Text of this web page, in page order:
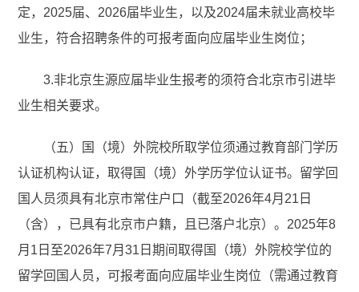
定，2025届、2026届毕业生，以及2024届未就业高校毕
业生，符合招聘条件的可报考面向应届毕业生岗位；
3.非北京生源应届毕业生报考的须符合北京市引进毕
业生相关要求。
（五）国（境）外院校所取学位须通过教育部门学历
认证机构认证，取得国（境）外学历学位认证书。留学回
国人员须具有北京市常住户口（截至2026年4月21日
（含），已具有北京市户籍，且已落户北京）。2025年8
月1日至2026年7月31日期间取得国（境）外院校学位的
留学回国人员，可报考面向应届毕业生岗位（需通过教育